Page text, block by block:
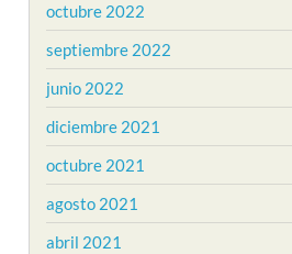
octubre 2022
septiembre 2022
junio 2022
diciembre 2021
octubre 2021
agosto 2021
abril 2021